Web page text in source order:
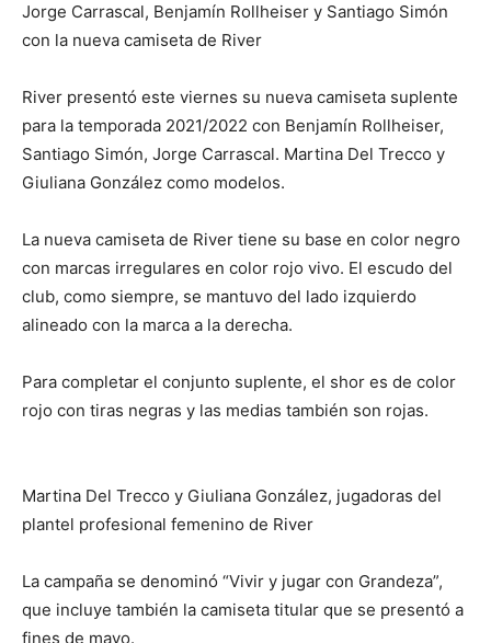
Jorge Carrascal, Benjamín Rollheiser y Santiago Simón
con la nueva camiseta de River
River presentó este viernes su nueva camiseta suplente
para la temporada 2021/2022 con Benjamín Rollheiser,
Santiago Simón, Jorge Carrascal. Martina Del Trecco y
Giuliana González como modelos.
La nueva camiseta de River tiene su base en color negro
con marcas irregulares en color rojo vivo. El escudo del
club, como siempre, se mantuvo del lado izquierdo
alineado con la marca a la derecha.
Para completar el conjunto suplente, el shor es de color
rojo con tiras negras y las medias también son rojas.
Martina Del Trecco y Giuliana González, jugadoras del
plantel profesional femenino de River
La campaña se denominó “Vivir y jugar con Grandeza”,
que incluye también la camiseta titular que se presentó a
fines de mayo.